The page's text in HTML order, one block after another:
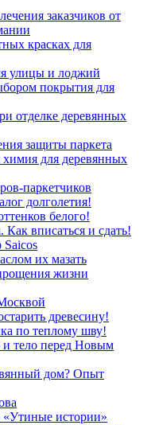
заказчиков от
красках для
улицы и лоджий
покрытия для
отделке деревянных
защиты паркета
для деревянных
паркетчиков
долголетия!
белого!
Как вписаться и сдать!
их мазать
жизни
древесину!
по теплому шву!
и тело перед Новым
дом? Опыт
истории»